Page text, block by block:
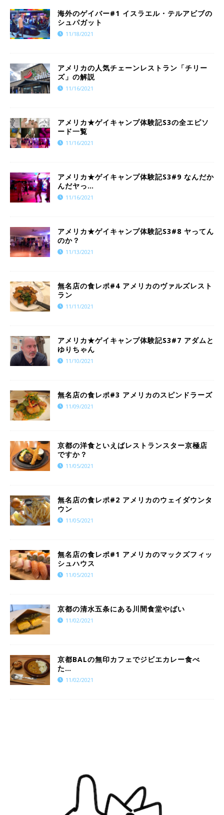
海外のゲイバー#1 イスラエル・テルアビブの
シュパガット
11/18/2021
アメリカの人気チェーンレストラン「チリー
ズ」の解説
11/16/2021
アメリカ★ゲイキャンプ体験記S3の全エピソ
ード一覧
11/16/2021
​​アメリカ★ゲイキャンプ体験記S3#9 なんだか
んだヤっ…
11/16/2021
​​アメリカ★ゲイキャンプ体験記S3#8 ヤってん
のか？
11/13/2021
​​無名店の食レポ#4 アメリカのヴァルズレスト
ラン
11/11/2021
​​アメリカ★ゲイキャンプ体験記S3#7 アダムと
ゆりちゃん
11/10/2021
​​無名店の食レポ#3 アメリカのスピンドラーズ
11/09/2021
京都の洋食といえばレストランスター京極店
ですか？
11/05/2021
無名店の食レポ#2 アメリカのウェイダウンタ
ウン
11/05/2021
無名店の食レポ#1 アメリカのマックズフィッ
シュハウス
11/05/2021
京都の清水五条にある川間食堂やばい
11/02/2021
京都BALの無印カフェでジビエカレー食べ
た…
11/02/2021